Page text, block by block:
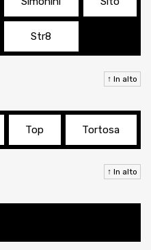
Str8
↑ In alto
Top Tortosa
↑ In alto